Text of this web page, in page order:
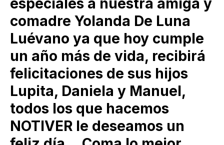
especiales a nuestra amiga y
comadre Yolanda De Luna
Luévano ya que hoy cumple
un año más de vida, recibirá
felicitaciones de sus hijos
Lupita, Daniela y Manuel,
todos los que hacemos
NOTIVER le deseamos un